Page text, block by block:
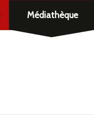
Médiathèque